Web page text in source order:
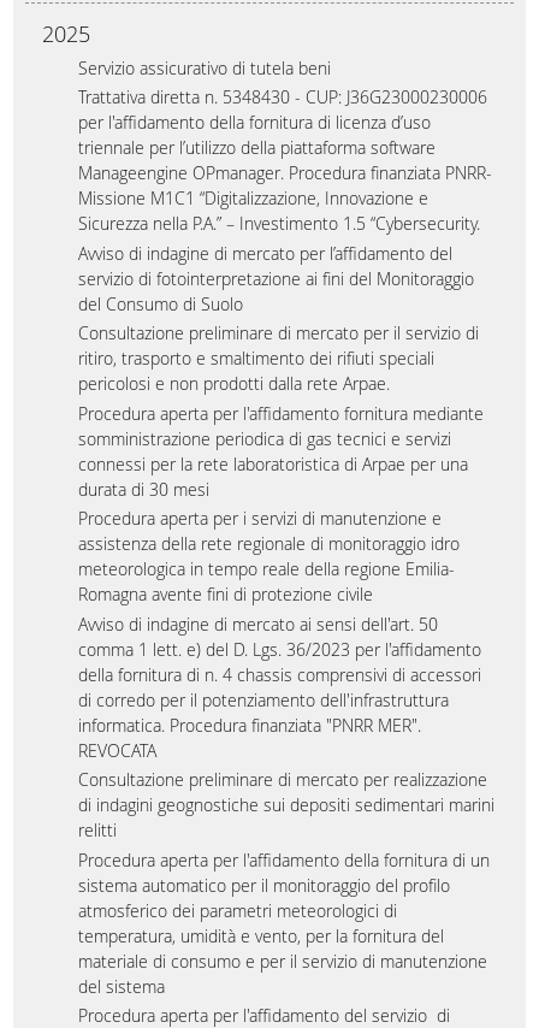
2025
Servizio assicurativo di tutela beni
Trattativa diretta n. 5348430 - CUP: J36G23000230006
per l'affidamento della fornitura di licenza d’uso
triennale per l’utilizzo della piattaforma software
Manageengine OPmanager. Procedura finanziata PNRR-
Missione M1C1 “Digitalizzazione, Innovazione e
Sicurezza nella P.A.” – Investimento 1.5 “Cybersecurity.
Avviso di indagine di mercato per l’affidamento del
servizio di fotointerpretazione ai fini del Monitoraggio
del Consumo di Suolo
Consultazione preliminare di mercato per il servizio di
ritiro, trasporto e smaltimento dei rifiuti speciali
pericolosi e non prodotti dalla rete Arpae.
Procedura aperta per l'affidamento fornitura mediante
somministrazione periodica di gas tecnici e servizi
connessi per la rete laboratoristica di Arpae per una
durata di 30 mesi
Procedura aperta per i servizi di manutenzione e
assistenza della rete regionale di monitoraggio idro
meteorologica in tempo reale della regione Emilia-
Romagna avente fini di protezione civile
Avviso di indagine di mercato ai sensi dell'art. 50
comma 1 lett. e) del D. Lgs. 36/2023 per l'affidamento
della fornitura di n. 4 chassis comprensivi di accessori
di corredo per il potenziamento dell'infrastruttura
informatica. Procedura finanziata "PNRR MER".
REVOCATA
Consultazione preliminare di mercato per realizzazione
di indagini geognostiche sui depositi sedimentari marini
relitti
Procedura aperta per l'affidamento della fornitura di un
sistema automatico per il monitoraggio del profilo
atmosferico dei parametri meteorologici di
temperatura, umidità e vento, per la fornitura del
materiale di consumo e per il servizio di manutenzione
del sistema
Procedura aperta per l'affidamento del servizio di